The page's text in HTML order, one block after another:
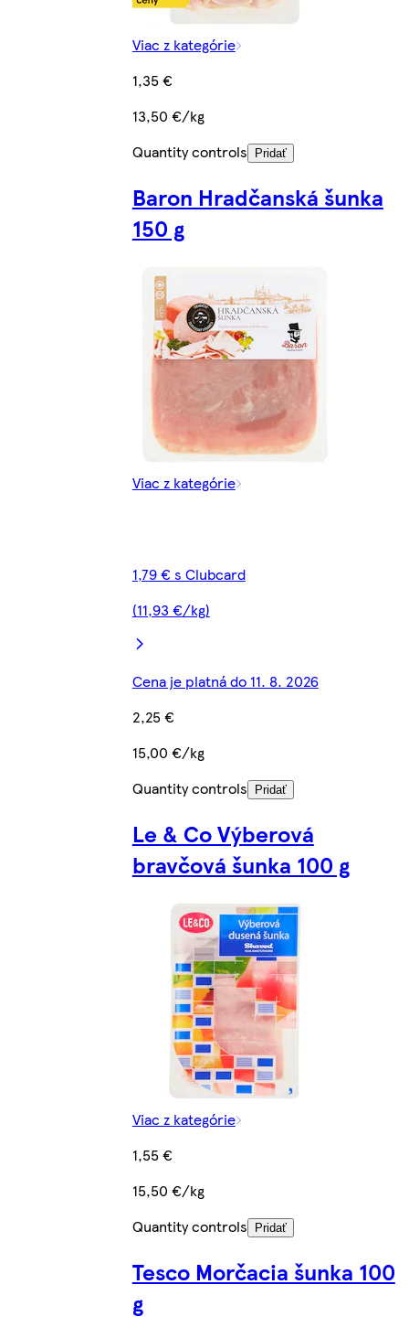
Viac z kategórie
1,35 €
13,50 €/kg
Quantity controls
Pridať
Baron Hradčanská šunka
150 g
Viac z kategórie
1,79 € s Clubcard
(11,93 €/kg)
Cena je platná do 11. 8. 2026
2,25 €
15,00 €/kg
Quantity controls
Pridať
Le & Co Výberová
bravčová šunka 100 g
Viac z kategórie
1,55 €
15,50 €/kg
Quantity controls
Pridať
Tesco Morčacia šunka 100
g